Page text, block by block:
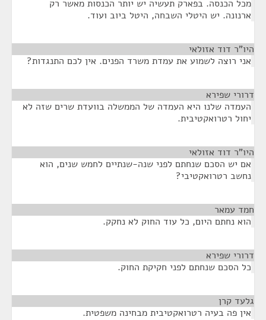
מכל הכנסה. בפארק תעשיה יש יותר הכנסות מאשר רק
ארנונה. יש היטלי השבחה, היטל ביוב ועוד.
היו"ר דוד אזולאי
אני רוצה לשמוע את עמדת משרד הפנים. אין לכם התנגדות?
דרורי שפירא
העמדה שלנו היא העמדה של הממשלה בוועדת שרים שזה לא
יחול רטרואקטיבית.
היו"ר דוד אזולאי
אם יש הסכם שנחתם לפני שנה-שנתיים לחמש שנים, הוא
נחשב רטרואקטיבי?
חמד עמאר
הוא נחתם היום, כל עוד החוק לא נחקק.
דרורי שפירא
כל הסכם שנחתם לפני חקיקת החוק.
גלעד קרן
אין פה בעיה רטרואקטיבית מבחינה משפטית.